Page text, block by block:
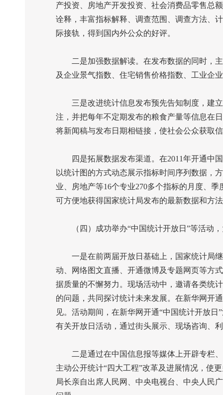
产投资、房地产开发投资、社会消费品零售总
诠释，丰富指标解释、调查范围、调查方法、
际接轨，得到国内外公众的好评。
二是加强数据解读。在发布数据的同时，主
及企业景气指数、住宅销售价格指数、工业企
三是改进统计信息发布预先告知制度，建立
注，并把每年不定期发布的粮食产量等信息在
将新闻稿与发布日期相链接，使社会公众获取
四是拓展数据发布渠道。在2011年开通中
以统计图的方式动态展示指标时间序列数据，
业、房地产等16个专业270多个指标的月度、季
可方便地获得国家统计局发布的最新数据和方
（四）成功举办“中国统计开放日”等活动，
一是在前两届开放日基础上，国家统计局继
动、网络图文直播、开通微博及专题网页等方
据质量的不懈努力。现场活动中，邀请各类统
的问题，共同探讨统计未来发展。在新华网开
见。活动期间，在新华网开通“中国统计开放
有关开放日活动，通过街头展示、现场咨询、
二是通过在中国信息报等媒体上开辟专栏、
主动公开统计“四大工程”改革及进展情况，使
局长亲自出席人民网、中央电视台、中央人民